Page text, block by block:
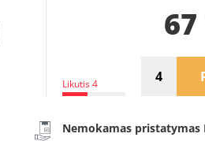
Likutis 4
67
Nemokamas